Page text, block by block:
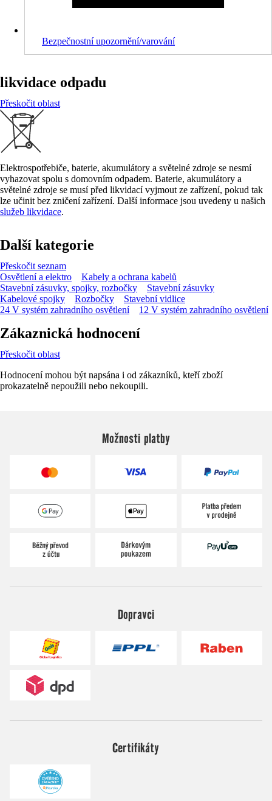
Bezpečnostní upozornění/varování
likvidace odpadu
Přeskočit oblast
Elektrospotřebiče, baterie, akumulátory a světelné zdroje se nesmí
vyhazovat spolu s domovním odpadem. Baterie, akumulátory a
světelné zdroje se musí před likvidací vyjmout ze zařízení, pokud tak
lze učinit bez zničení zařízení. Další informace jsou uvedeny u našich
služeb likvidace.
Další kategorie
Přeskočit seznam
Osvětlení a elektro
Kabely a ochrana kabelů
Stavební zásuvky, spojky, rozbočky
Stavební zásuvky
Kabelové spojky
Rozbočky
Stavební vidlice
24 V systém zahradního osvětlení
12 V systém zahradního osvětlení
Zákaznická hodnocení
Přeskočit oblast
Hodnocení mohou být napsána i od zákazníků, kteří zboží
prokazatelně nepoužili nebo nekoupili.
Možnosti platby
Dopravci
Certifikáty